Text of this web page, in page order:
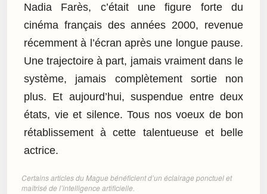
Nadia Farès, c’était une figure forte du
cinéma français des années 2000, revenue
récemment à l’écran après une longue pause.
Une trajectoire à part, jamais vraiment dans le
système, jamais complètement sortie non
plus. Et aujourd’hui, suspendue entre deux
états, vie et silence. Tous nos voeux de bon
rétablissement à cette talentueuse et belle
actrice.
Certains articles du Mague bénéficient d’un éclairage ponctuel et
maîtrisé de l’intelligence artificielle.